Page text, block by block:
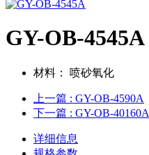
GY-OB-4545A
材料： 喷砂氧化
上一篇 : GY-OB-4590A
下一篇 : GY-OB-40160A
详细信息